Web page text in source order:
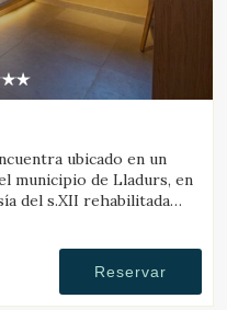
ubicado en un
municipio de Lladurs, en
del s.XII rehabilitada
y elegante de estilo
Reservar